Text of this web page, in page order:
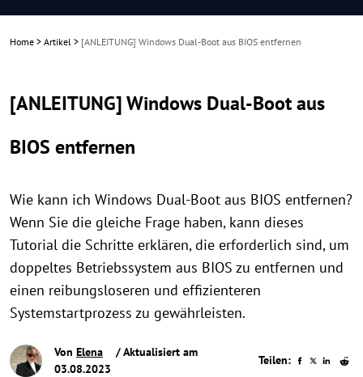
Home > Artikel > [ANLEITUNG] Windows Dual-Boot aus BIOS entfernen
[ANLEITUNG] Windows Dual-Boot aus
BIOS entfernen
Wie kann ich Windows Dual-Boot aus BIOS entfernen?
Wenn Sie die gleiche Frage haben, kann dieses
Tutorial die Schritte erklären, die erforderlich sind, um
doppeltes Betriebssystem aus BIOS zu entfernen und
einen reibungsloseren und effizienteren
Systemstartprozess zu gewährleisten.
Von Elena
/ Aktualisiert am
03.08.2023
Teilen: